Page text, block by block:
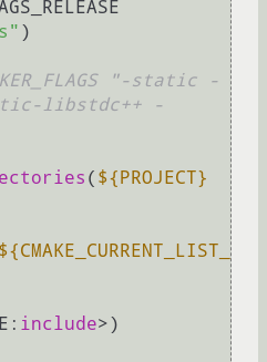
)
"-static -
libstdc++ -
( ${PROJECT}
${CMAKE_CURRENT_LIST_
include>)